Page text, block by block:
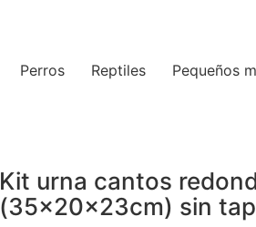
Perros Reptiles Pequeños
Kit urna cantos
(35x20x23cm) sin